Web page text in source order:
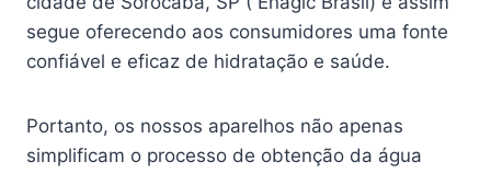
segue oferecendo aos consumidores uma fonte
confiável e eficaz de hidratação e saúde.
Portanto, os nossos aparelhos não apenas
simplificam o processo de obtenção da água